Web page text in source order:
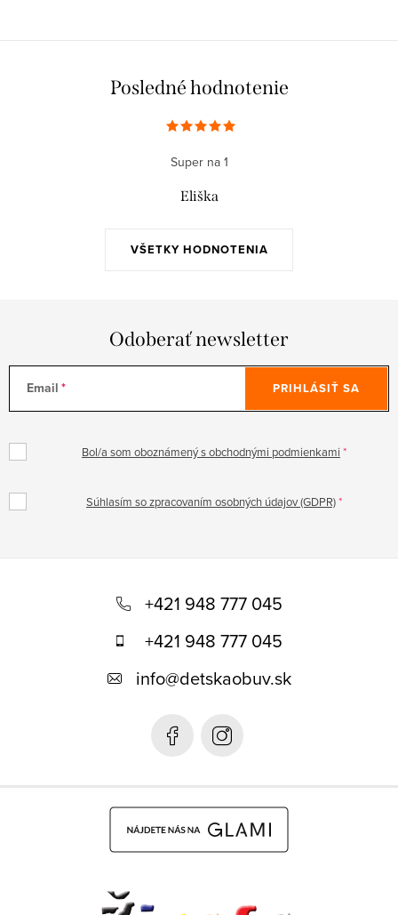
Posledné hodnotenie
VŠETKY HODNOTENIA
Super na 1
Eliška
Odoberať newsletter
Email
Bol/a som oboznámený s obchodnými podmienkami
Súhlasím so zpracovaním osobných údajov (GDPR)
PRIHLÁSIŤ SA
+421 948 777 045
+421 948 777 045
info@detskaobuv.sk